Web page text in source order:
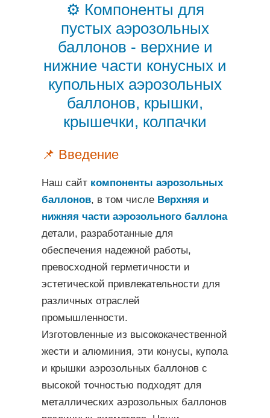
⚙️ Компоненты для
пустых аэрозольных
баллонов - верхние и
нижние части конусных и
купольных аэрозольных
баллонов, крышки,
крышечки, колпачки
📌 Введение
Наш сайт компоненты аэрозольных
баллонов, в том числе Верхняя и
нижняя части аэрозольного баллона
детали, разработанные для
обеспечения надежной работы,
превосходной герметичности и
эстетической привлекательности для
различных отраслей
промышленности.
Изготовленные из высококачественной
жести и алюминия, эти конусы, купола
и крышки аэрозольных баллонов с
высокой точностью подходят для
металлических аэрозольных баллонов